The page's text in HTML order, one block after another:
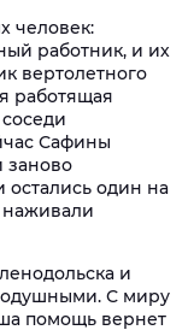
человек:
работник, и их
вертолетного
работящая
Сафины
заново
остались один на
и
С миру
помощь вернет